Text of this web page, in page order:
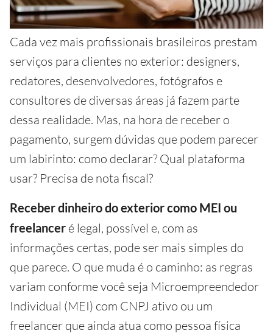
Cada vez mais profissionais brasileiros prestam
serviços para clientes no exterior: designers,
redatores, desenvolvedores, fotógrafos e
consultores de diversas áreas já fazem parte
dessa realidade. Mas, na hora de receber o
pagamento, surgem dúvidas que podem parecer
um labirinto: como declarar? Qual plataforma
usar? Precisa de nota fiscal?
Receber dinheiro do exterior como MEI ou
freelancer é legal, possível e, com as
informações certas, pode ser mais simples do
que parece. O que muda é o caminho: as regras
variam conforme você seja Microempreendedor
Individual (MEI) com CNPJ ativo ou um
freelancer que ainda atua como pessoa física